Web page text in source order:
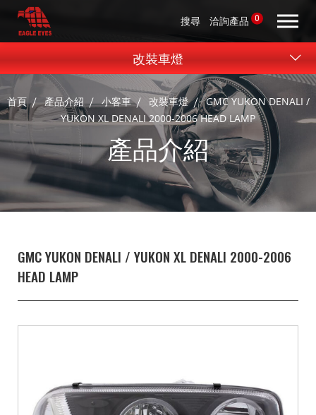
搜尋 洽詢產品 0
首頁 產品介紹 小客車 改裝車燈
GMC YUKON DENALI /
YUKON XL DENALI 2000-2006 HEAD LAMP
產品介紹
改裝車燈
GMC YUKON DENALI / YUKON XL DENALI 2000-2006
HEAD LAMP